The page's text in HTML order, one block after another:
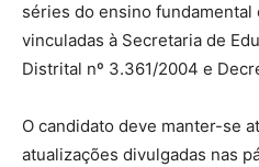
séries do ensino fundamental
vinculadas à Secretaria de
Distrital nº 3.361/2004 e
O candidato deve manter-se
atualizações divulgadas nas